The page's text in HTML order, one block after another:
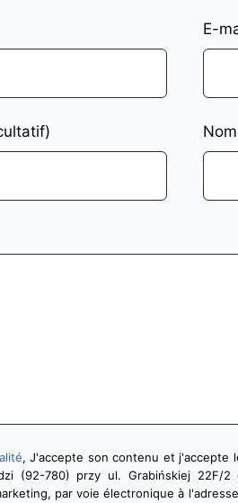
E-
, J'accepte son contenu et j'accepte
(92-780) przy ul. Grabińskiej 22F/
par voie électronique à